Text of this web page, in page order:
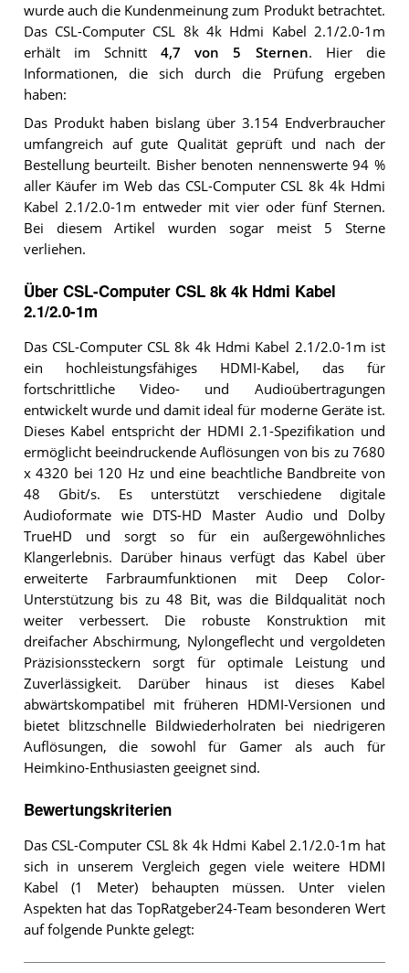
wurde auch die Kundenmeinung zum Produkt betrachtet.
Das CSL-Computer CSL 8k 4k Hdmi Kabel 2.1/2.0-1m
erhält im Schnitt4,7 von 5 Sternen. Hier die
Informationen, die sich durch die Prüfung ergeben
haben:
Das Produkt haben bislang über 3.154 Endverbraucher
umfangreich auf gute Qualität geprüft und nach der
Bestellung beurteilt. Bisher benoten nennenswerte 94 %
aller Käufer im Web das CSL-Computer CSL 8k 4k Hdmi
Kabel 2.1/2.0-1m entweder mit vier oder fünf Sternen.
Bei diesem Artikel wurden sogar meist 5 Sterne
verliehen.
Über CSL-Computer CSL 8k 4k Hdmi Kabel
2.1/2.0-1m
Das CSL-Computer CSL 8k 4k Hdmi Kabel 2.1/2.0-1m ist
ein hochleistungsfähiges HDMI-Kabel, das für
fortschrittliche Video- und Audioübertragungen
entwickelt wurde und damit ideal für moderne Geräte ist.
Dieses Kabel entspricht der HDMI 2.1-Spezifikation und
ermöglicht beeindruckende Auflösungen von bis zu 7680
x 4320 bei 120 Hz und eine beachtliche Bandbreite von
48 Gbit/s. Es unterstützt verschiedene digitale
Audioformate wie DTS-HD Master Audio und Dolby
TrueHD und sorgt so für ein außergewöhnliches
Klangerlebnis. Darüber hinaus verfügt das Kabel über
erweiterte Farbraumfunktionen mit Deep Color-
Unterstützung bis zu 48 Bit, was die Bildqualität noch
weiter verbessert. Die robuste Konstruktion mit
dreifacher Abschirmung, Nylongeflecht und vergoldeten
Präzisionssteckern sorgt für optimale Leistung und
Zuverlässigkeit. Darüber hinaus ist dieses Kabel
abwärtskompatibel mit früheren HDMI-Versionen und
bietet blitzschnelle Bildwiederholraten bei niedrigeren
Auflösungen, die sowohl für Gamer als auch für
Heimkino-Enthusiasten geeignet sind.
Bewertungskriterien
Das CSL-Computer CSL 8k 4k Hdmi Kabel 2.1/2.0-1m hat
sich in unserem Vergleich gegen viele weitere HDMI
Kabel (1 Meter) behaupten müssen. Unter vielen
Aspekten hat das TopRatgeber24-Team besonderen Wert
auf folgende Punkte gelegt: